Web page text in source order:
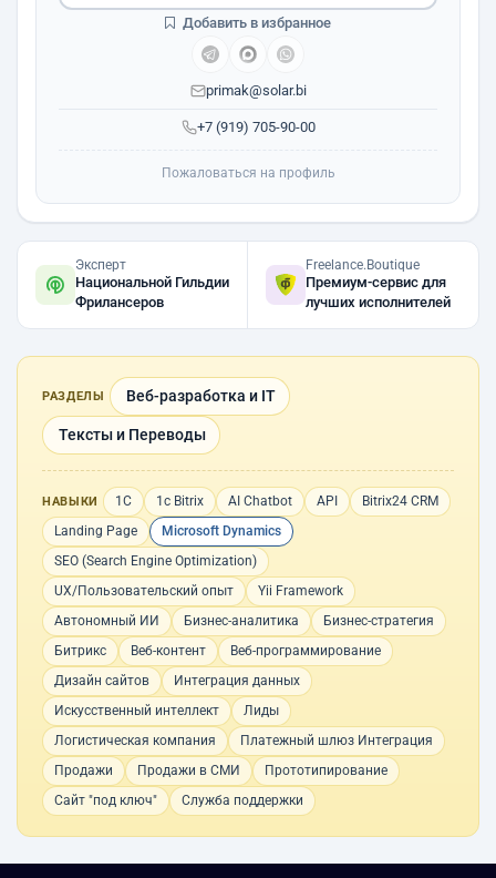
+7 (919) 705-90-00
primak@solar.bi
Добавить в избранное
Пожаловаться на профиль
Эксперт
Национальной Гильдии
Фрилансеров
Freelance.Boutique
Премиум-сервис для
лучших исполнителей
РАЗДЕЛЫ Веб-разработка и IT
Тексты и Переводы
НАВЫКИ 1С 1с Bitrix AI Chatbot API
Bitrix24 CRM
Landing Page
Microsoft Dynamics
SEO (Search Engine Optimization)
UX/Пользовательский опыт
Yii Framework
Автономный ИИ
Бизнес-аналитика
Бизнес-стратегия
Битрикс
Веб-контент
Веб-программирование
Дизайн сайтов
Интеграция данных
Искусственный интеллект
Лиды
Логистическая компания
Платежный шлюз Интеграция
Продажи
Продажи в СМИ
Прототипирование
Сайт "под ключ"
Служба поддержки